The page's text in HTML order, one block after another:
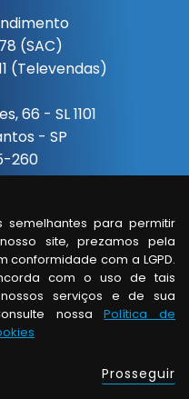
semelhantes para permitir
site, prezamos pela
conformidade com a LGPD.
com o uso de tais
serviços e de sua
nossaPolítica de
Prosseguir
(SAC)
(Televendas)
66 - SL 1101
- SP
260
agendado.
reservados